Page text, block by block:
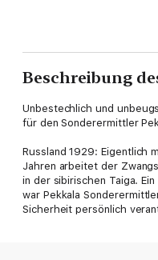
Beschreibung
Unbestechlich und
für den Sonderermittler
Russland 1929: Eigentlich
Jahren arbeitet der
in der sibirischen Taiga.
war Pekkala
Sicherheit persönlich